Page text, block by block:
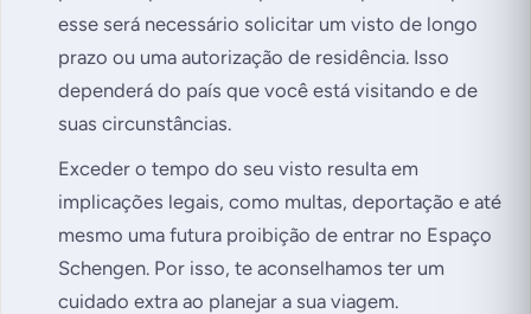
esse será necessário solicitar um visto de longo
prazo ou uma autorização de residência. Isso
dependerá do país que você está visitando e de
suas circunstâncias.
Exceder o tempo do seu visto resulta em
implicações legais, como multas, deportação e até
mesmo uma futura proibição de entrar no Espaço
Schengen. Por isso, te aconselhamos ter um
cuidado extra ao planejar a sua viagem.